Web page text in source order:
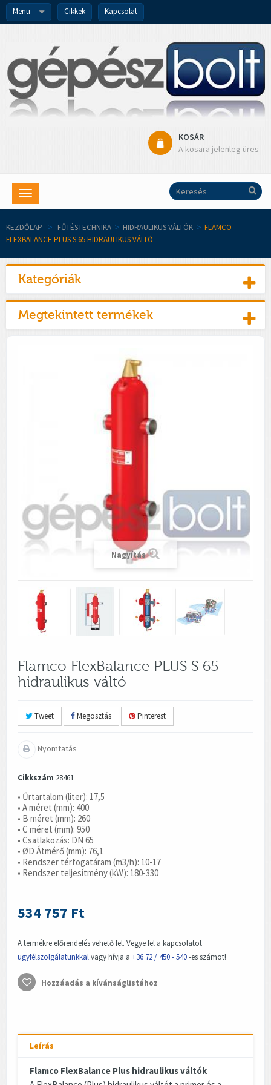
Menü Cikkek Kapcsolat
KOSÁR
A kosara jelenleg üres
Toggle
navigation
KEZDŐLAP > FŰTÉSTECHNIKA > HIDRAULIKUS VÁLTÓK > FLAMCO
FLEXBALANCE PLUS S 65 HIDRAULIKUS VÁLTÓ
Kategóriák
Megtekintett termékek
Nagyítás
Flamco FlexBalance PLUS S 65
hidraulikus váltó
Tweet Megosztás Pinterest
Nyomtatás
Cikkszám 28461
• Űrtartalom (liter): 17,5
• A méret (mm): 400
• B méret (mm): 260
• C méret (mm): 950
• Csatlakozás: DN 65
• ØD Átmérő (mm): 76,1
• Rendszer térfogatáram (m3/h): 10-17
• Rendszer teljesítmény (kW): 180-330
534 757 Ft
A termékre előrendelés vehető fel. Vegye fel a kapcsolatot
ügyfélszolgálatunkkalvagy hívja a +36 72 / 450 - 540-es számot!
Hozzáadás a kívánságlistához
Leírás
Flamco FlexBalance Plus hidraulikus váltók